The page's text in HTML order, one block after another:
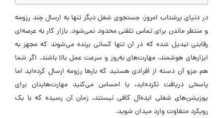
در دنیای پرشتاب امروز، جستجوی شغل دیگر تنها به ارسال چند رزومه
و منتظر ماندن برای تماس تلفنی محدود نمی‌شود. بازار کار به عرصه‌ای
رقابتی تبدیل شده که در آن تنها کسانی برنده می‌شوند که مجهز به
ابزارهای هوشمند، مهارت‌های به‌روز و سرعت عمل بالا باشند. اگر شما
هم جزو آن دسته از افرادی هستید که بارها رزومه ارسال کرده‌اید اما
پاسخی دریافت نکرده‌اید، یا احساس می‌کنید مهارت‌هایتان برای
پوزیشن‌های شغلی ایده‌آل کافی نیستند، زمان آن رسیده که با یک
رویکرد متفاوت وارد میدان شوید.